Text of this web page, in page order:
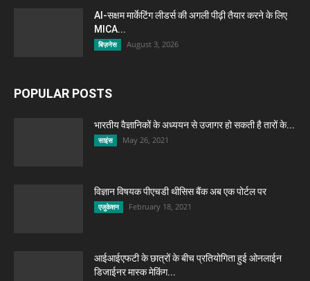
AI-सक्षम मार्केटिंग लीडर्स की अगली पीढ़ी तैयार करने के लिए
MICA...
बिज़नेस August 3, 2026
POPULAR POSTS
भारतीय वैज्ञानिकों के अध्ययन से उजागर हो सकती है तारों के...
साइंस May 26, 2021
विज्ञान विषयक पीएचडी थीसिस बैंक अब एक पोर्टल पर
एजुकेशन February 18, 2021
आईआईएफटी के छात्रों के बीच प्रतियोगिता हुई ओनलाईन
डिजाईनर मास्क मेकिंग...